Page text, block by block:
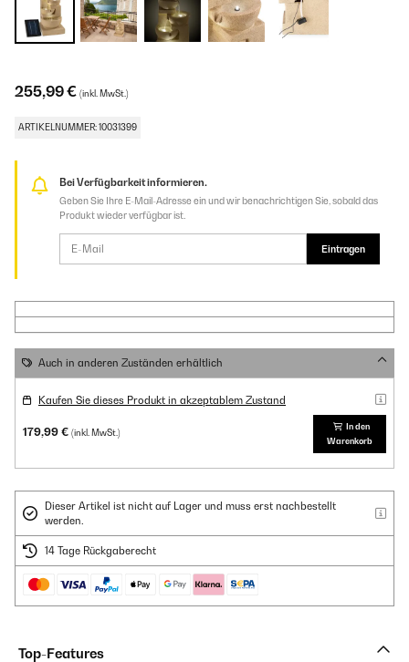
255,99 € (inkl. MwSt.)
ARTIKELNUMMER: 10031399
Bei Verfügbarkeit informieren.
Geben Sie Ihre E-Mail-Adresse ein und wir benachrichtigen Sie, sobald das
Produkt wieder verfügbar ist.
Eintragen
Auch in anderen Zuständen erhältlich
Kaufen Sie dieses Produkt in akzeptablem Zustand
179,99 € (inkl. MwSt.)
In den
Warenkorb
Dieser Artikel ist nicht auf Lager und muss erst nachbestellt
werden.
14 Tage Rückgaberecht
Top-Features